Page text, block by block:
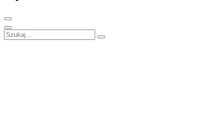
Przewiń
na
górę
Zamknij
Szukaj:
Szukaj